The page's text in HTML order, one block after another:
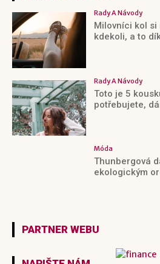
Rady A Návody
Milovníci kol
kdekoli, a to
Rady A Návody
Toto je 5
potřebujete,
Móda
Thunbergová
ekologickým
PARTNER WEBU